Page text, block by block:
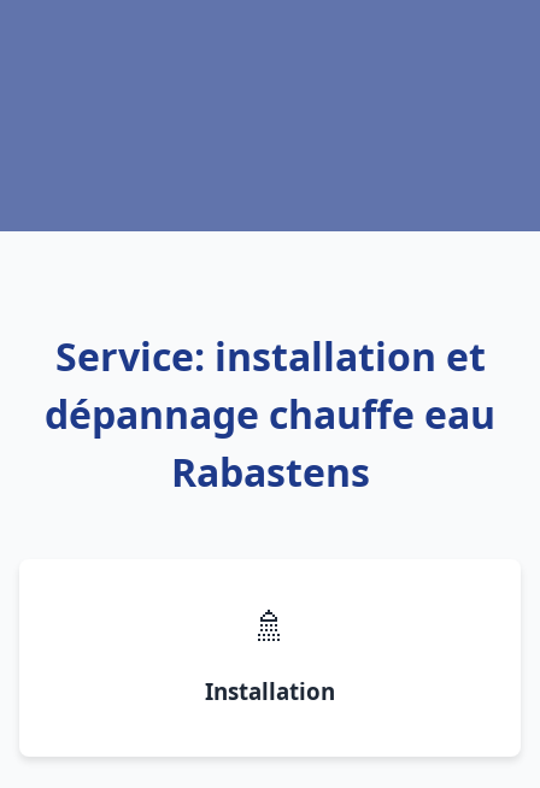
Service: installation et
dépannage chauffe eau
Rabastens
🚿
Installation